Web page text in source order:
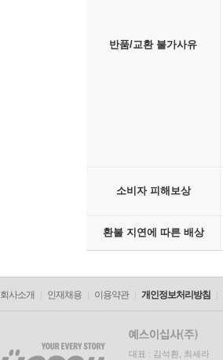
반품/교환 불가사유
소비자 피해보상
환불 지연에 따른 배상
회사소개 인재채용 이용약관 개인정보처리방침
대표 : 김석환, 최세라